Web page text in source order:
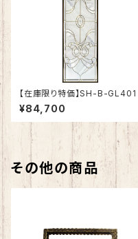
【在庫限り特価】SH-B-GL401
¥84,700
その他の商品